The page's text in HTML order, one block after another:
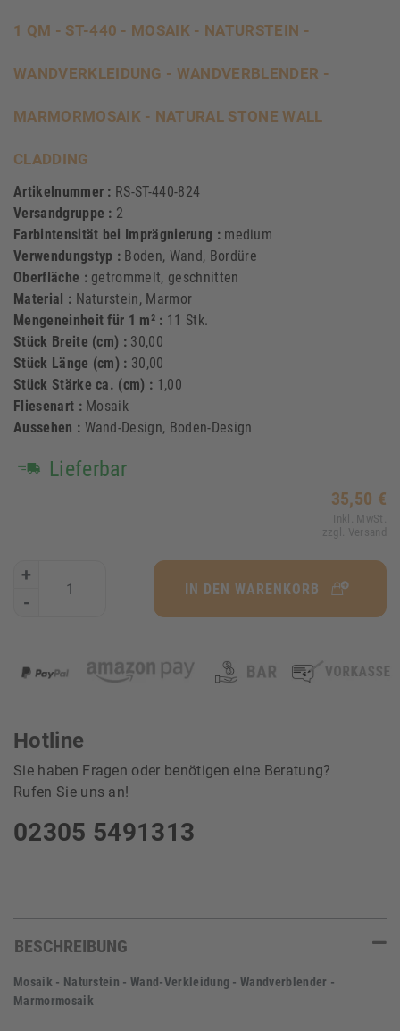
1 QM - ST-440 - MOSAIK - NATURSTEIN -
WANDVERKLEIDUNG - WANDVERBLENDER -
MARMORMOSAIK - NATURAL STONE WALL
CLADDING
Artikelnummer : RS-ST-440-824
Versandgruppe : 2
Farbintensität bei Imprägnierung : medium
Verwendungstyp : Boden, Wand, Bordüre
Oberfläche : getrommelt, geschnitten
Material : Naturstein, Marmor
Mengeneinheit für 1 m² : 11 Stk.
Stück Breite (cm) : 30,00
Stück Länge (cm) : 30,00
Stück Stärke ca. (cm) : 1,00
Fliesenart : Mosaik
Aussehen : Wand-Design, Boden-Design
Lieferbar
35,50 €
Inkl. MwSt.
zzgl. Versand
+
-
IN DEN WARENKORB
Hotline
Sie haben Fragen oder benötigen eine Beratung?
Rufen Sie uns an!
02305 5491313
BESCHREIBUNG
Mosaik - Naturstein - Wand-Verkleidung - Wandverblender -
Marmormosaik